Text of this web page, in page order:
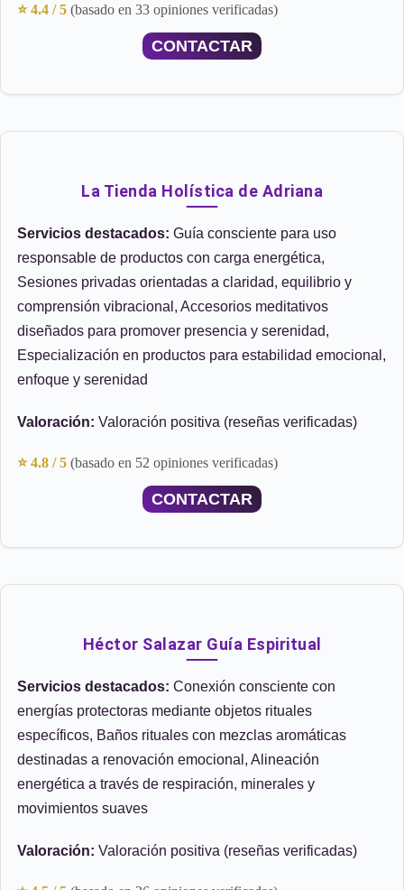
⭐ 4.4 / 5 (basado en 33 opiniones verificadas)
CONTACTAR
La Tienda Holística de Adriana
Servicios destacados: Guía consciente para uso
responsable de productos con carga energética,
Sesiones privadas orientadas a claridad, equilibrio y
comprensión vibracional, Accesorios meditativos
diseñados para promover presencia y serenidad,
Especialización en productos para estabilidad emocional,
enfoque y serenidad
Valoración: Valoración positiva (reseñas verificadas)
⭐ 4.8 / 5 (basado en 52 opiniones verificadas)
CONTACTAR
Héctor Salazar Guía Espiritual
Servicios destacados: Conexión consciente con
energías protectoras mediante objetos rituales
específicos, Baños rituales con mezclas aromáticas
destinadas a renovación emocional, Alineación
energética a través de respiración, minerales y
movimientos suaves
Valoración: Valoración positiva (reseñas verificadas)